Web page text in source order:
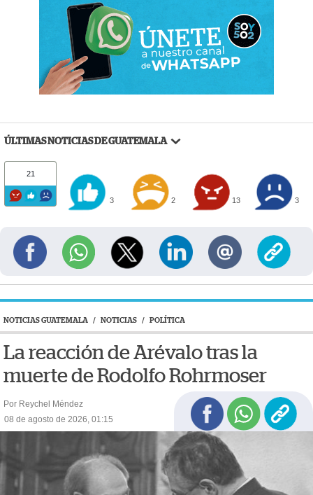
ÚLTIMAS NOTICIAS DE GUATEMALA
21
3 2 13 3
NOTICIAS GUATEMALA / NOTICIAS / POLÍTICA
La reacción de Arévalo tras la
muerte de Rodolfo Rohrmoser
Por Reychel Méndez
08 de agosto de 2026, 01:15